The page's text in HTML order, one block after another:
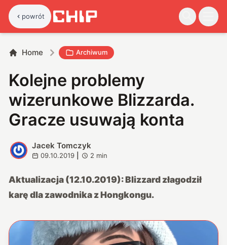
powrót
Home Archiwum
Kolejne problemy
wizerunkowe Blizzarda.
Gracze usuwają konta
J
Jacek Tomczyk
09.10.2019 2 min
Aktualizacja (12.10.2019):Blizzard złagodził
karę dla zawodnika z Hongkongu.